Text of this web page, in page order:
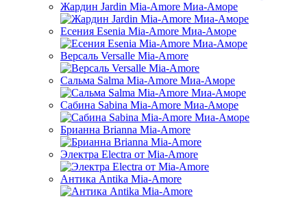
Жардин Jardin Mia-Amore Миа-Аморе
Есения Esenia Mia-Amore Миа-Аморе
Версаль Versalle Mia-Amore
Сальма Salma Mia-Amore Миа-Аморе
Сабина Sabina Mia-Amore Миа-Аморе
Брианна Brianna Mia-Amore
Электра Electra от Mia-Amore
Антика Antika Mia-Amore